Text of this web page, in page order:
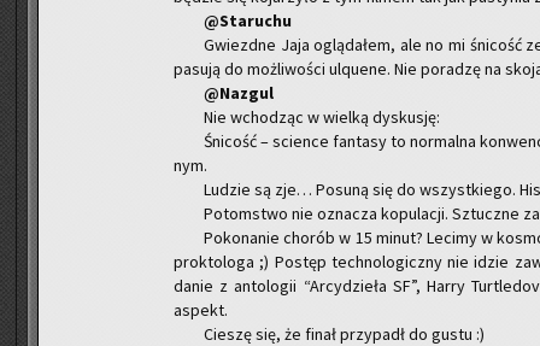
@Sta­ru­chu
Gwiezd­ne Jaja oglą­da­łem, ale no mi śni­cość
pa­su­ją do moż­li­wo­ści ulqu­ene. Nie po­ra­dzę na
@Na­zgul
Nie wcho­dząc w wiel­ką dys­ku­sję:
Śni­cość – scien­ce fan­ta­sy to nor­mal­na
nym.
Lu­dzie są zje… Po­su­ną się do wszyst­kie­go.
Po­tom­stwo nie ozna­cza ko­pu­la­cji. Sztucz­ne
Po­ko­na­nie cho­rób w 15 minut? Le­ci­my w
prok­to­lo­ga ;) Po­stęp tech­no­lo­gicz­ny nie idzie
da­nie z an­to­lo­gii “Ar­cy­dzie­ła SF”, Harry
aspekt.
Cie­szę się, że finał przy­padł do gustu :)